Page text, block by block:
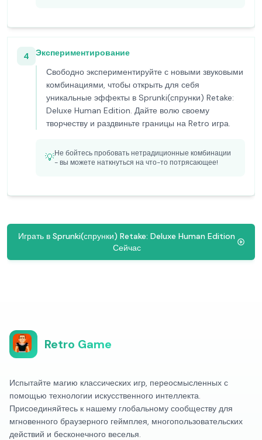
4
Экспериментирование
Свободно экспериментируйте с новыми звуковыми
комбинациями, чтобы открыть для себя
уникальные эффекты в Sprunki(спрунки) Retake:
Deluxe Human Edition. Дайте волю своему
творчеству и раздвиньте границы на Retro игра.
💡Не бойтесь пробовать нетрадиционные комбинации
- вы можете наткнуться на что-то потрясающее!
Играть в Sprunki(спрунки) Retake: Deluxe Human Edition
Сейчас
Retro Game
Испытайте магию классических игр, переосмысленных с
помощью технологии искусственного интеллекта.
Присоединяйтесь к нашему глобальному сообществу для
мгновенного браузерного геймплея, многопользовательских
действий и бесконечного веселья.